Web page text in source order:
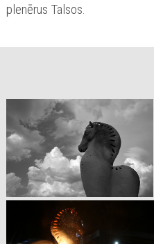
plenērus Talsos.